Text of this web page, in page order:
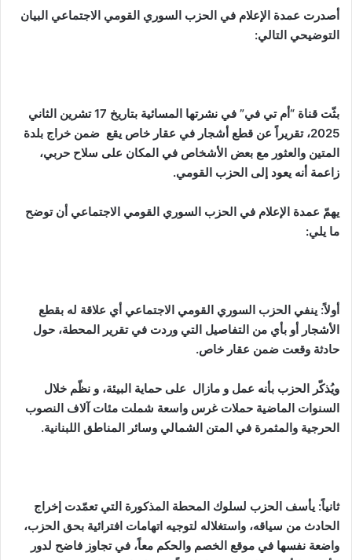
أصدرت عمدة الإعلام في الحزب السوري القومي الاجتماعي البيان
التوضيحي التالي:
بثّت قناة “أم تي في” في نشرتها المسائية بتاريخ 17 تشرين الثاني
2025، تقريراً عن قطع أشجار في عقار خاص يقع ضمن خراج بلدة
المتين والعثور مع بعض الأشخاص في المكان على سلاح حربي،
زاعمة أنه يعود إلى الحزب القومي.
يهمّ عمدة الإعلام في الحزب السوري القومي الاجتماعي أن توضح
ما يلي:
أولاً: ينفي الحزب السوري القومي الاجتماعي أي علاقة له بقطع
الأشجار أو بأي من التفاصيل التي وردت في تقرير المحطة، حول
حادثة وقعت ضمن عقار خاص.
ويُذكّر الحزب بأنه عمل و مازال على حماية البيئة، و نظّم خلال
السنوات الماضية حملات غرس واسعة شملت مئات آلاف النصوب
الحرجية والمثمرة في المتن الشمالي وسائر المناطق اللبنانية.
ثانياً: يأسف الحزب لسلوك المحطة المذكورة التي تعمّدت إخراج
الحادث من سياقه، واستغلاله لتوجيه اتهامات افترائية بحق الحزب،
واضعة نفسها في موقع الخصم والحكم معاً، في تجاوز فاضح لدور